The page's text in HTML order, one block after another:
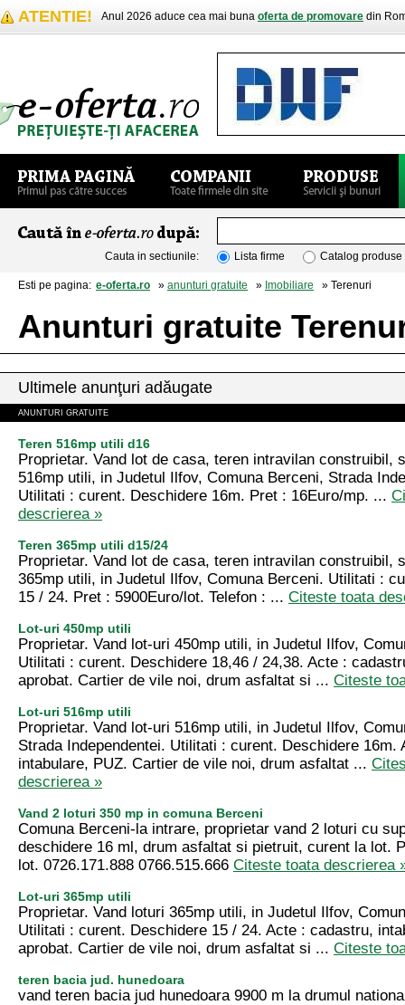
ATENTIE! Anul 2026 aduce cea mai buna oferta de promovare din
Cauta in sectiunile: Lista firme Catalog produse
Esti pe pagina: e-oferta.ro » anunturi gratuite » Imobiliare » Terenuri
Anunturi gratuite
Ultimele anunţuri adăugate
ANUNTURI GRATUITE
Teren 516mp utili d16
Proprietar. Vand lot de casa, teren intravilan construibil,
516mp utili, in Judetul Ilfov, Comuna Berceni, Strada
Utilitati : curent. Deschidere 16m. Pret : 16Euro/mp. ...
descrierea »
Teren 365mp utili d15/24
Proprietar. Vand lot de casa, teren intravilan construibil,
365mp utili, in Judetul Ilfov, Comuna Berceni. Utilitati :
15 / 24. Pret : 5900Euro/lot. Telefon : ... Citeste toata
Lot-uri 450mp utili
Proprietar. Vand lot-uri 450mp utili, in Judetul Ilfov,
Utilitati : curent. Deschidere 18,46 / 24,38. Acte :
aprobat. Cartier de vile noi, drum asfaltat si ... Citeste
Lot-uri 516mp utili
Proprietar. Vand lot-uri 516mp utili, in Judetul Ilfov,
Strada Independentei. Utilitati : curent. Deschidere 16m.
intabulare, PUZ. Cartier de vile noi, drum asfaltat ...
descrierea »
Vand 2 loturi 350 mp in comuna Berceni
Comuna Berceni-la intrare, proprietar vand 2 loturi cu
deschidere 16 ml, drum asfaltat si pietruit, curent la lot.
lot. 0726.171.888 0766.515.666 Citeste toata descrierea
Lot-uri 365mp utili
Proprietar. Vand loturi 365mp utili, in Judetul Ilfov,
Utilitati : curent. Deschidere 15 / 24. Acte : cadastru,
aprobat. Cartier de vile noi, drum asfaltat si ... Citeste
teren bacia jud. hunedoara
vand teren bacia jud hunedoara 9900 m la drumul